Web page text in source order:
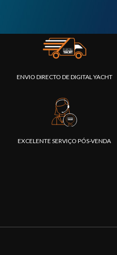
ENVIO DIRECTO DE DIGITAL YACHT
EXCELENTE SERVIÇO PÓS-VENDA